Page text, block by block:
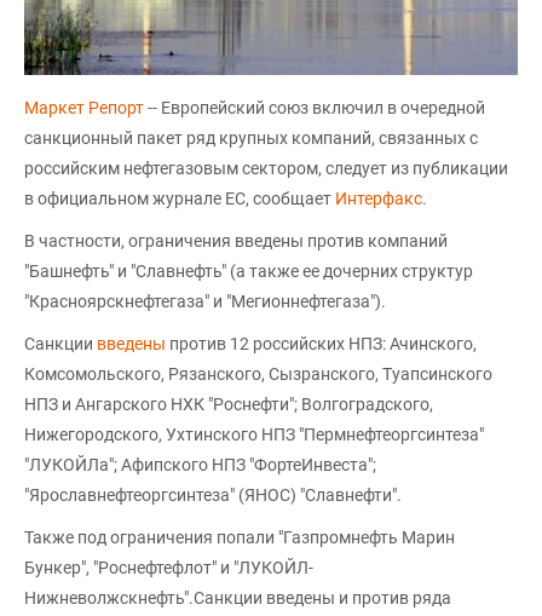
Маркет Репорт-- Европейский союз включил в очередной
санкционный пакет ряд крупных компаний, связанных с
российским нефтегазовым сектором, следует из публикации
в официальном журнале ЕС, сообщает Интерфакс.
В частности, ограничения введены против компаний
"Башнефть" и "Славнефть" (а также ее дочерних структур
"Красноярскнефтегаза" и "Мегионнефтегаза").
Санкции введены против 12 российских НПЗ: Ачинского,
Комсомольского, Рязанского, Сызранского, Туапсинского
НПЗ и Ангарского НХК "Роснефти"; Волгоградского,
Нижегородского, Ухтинского НПЗ "Пермнефтеоргсинтеза"
"ЛУКОЙЛа"; Афипского НПЗ "ФортеИнвеста";
"Ярославнефтеоргсинтеза" (ЯНОС) "Славнефти".
Также под ограничения попали "Газпромнефть Марин
Бункер", "Роснефтефлот" и "ЛУКОЙЛ-
Нижневолжскнефть".Санкции введены и против ряда